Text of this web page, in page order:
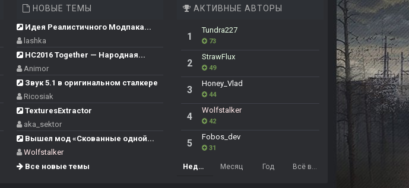
НОВЫЕ ТЕМЫ
Идея Реалистичного Модпака...
lashka
НС2016 Together — Народная...
Animor
Звук 5.1 в оригинальном сталкере
Ricosiak
TexturesExtractor
aka_sektor
Вышел мод «Скованные одной...
Wolfstalker
Все новые темы
АКТИВНЫЕ АВТОРЫ
1
Tundra227
73
2
StrawFlux
49
3
Honey_Vlad
44
4
Wolfstalker
42
5
Fobos_dev
31
Неделя Месяц Год Всё время